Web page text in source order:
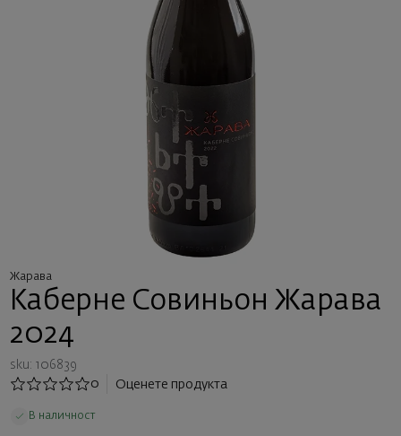
Жарава
Каберне Совиньон Жарава
2024
sku: 106839
0
Оценете продукта
В наличност